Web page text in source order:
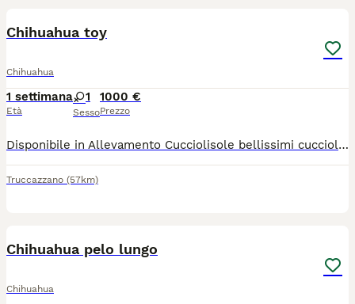
Chihuahua toy
Chihuahua
1 settimana
Età
1
Sesso
1000 €
Prezzo
Disponibile in Allevamento Cucciolisole bellissimi cuccioli di chihuahua si vari colori che si consegnano DI PERSONA in tutta ITALIA dal 20 agosto in poi. I cuccioli avranno doppia sverminazione, primo e secondo vaccino, libretto sanitario e visita veterinaria, microchip con relativo passaggio di proprietà, pedigree Enci e trattamento antiparassitario. Saranno abituati all'uso della traversina igienica e socializzati con altri cani e gatti. Crescono in famiglia giocando con bambini... Allevamento CUCCIOLISOLE anche whatapp
Truccazzano (57km)
Chihuahua pelo lungo
Chihuahua